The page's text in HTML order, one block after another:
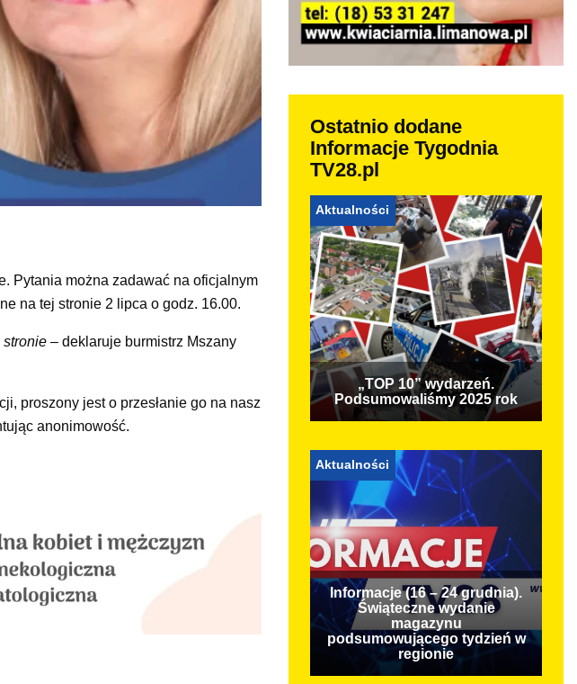
Pytania można zadawać na oficjalnym
na tej stronie 2 lipca o godz. 16.00.
– deklaruje burmistrz Mszany
proszony jest o przesłanie go na nasz
anonimowość.
Ostatnio dodane
Informacje Tygodnia
TV28.pl
Aktualności
„TOP 10” wydarzeń.
Podsumowaliśmy 2025 rok
Aktualności
Informacje (16 – 24 grudnia).
Świąteczne wydanie
magazynu
podsumowującego tydzień w
regionie